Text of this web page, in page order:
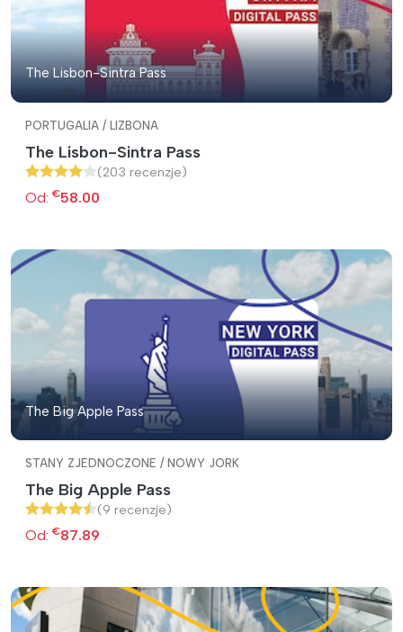
The Lisbon-Sintra Pass
PORTUGALIA / LIZBONA
The Lisbon-Sintra Pass
(203 recenzje)
Od: €58.00
The Big Apple Pass
STANY ZJEDNOCZONE / NOWY JORK
The Big Apple Pass
(9 recenzje)
Od: €87.89